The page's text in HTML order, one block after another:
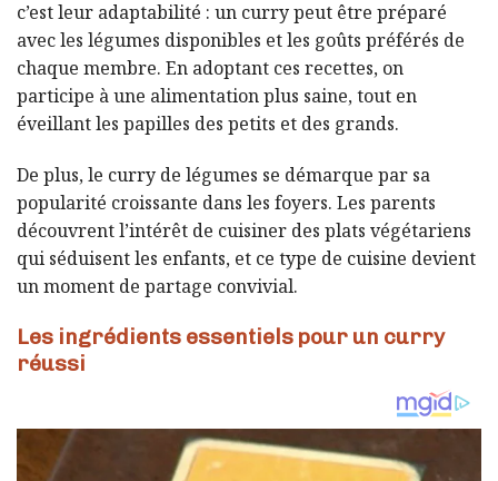
c’est leur adaptabilité : un curry peut être préparé
avec les légumes disponibles et les goûts préférés de
chaque membre. En adoptant ces recettes, on
participe à une alimentation plus saine, tout en
éveillant les papilles des petits et des grands.
De plus, le curry de légumes se démarque par sa
popularité croissante dans les foyers. Les parents
découvrent l’intérêt de cuisiner des plats végétariens
qui séduisent les enfants, et ce type de cuisine devient
un moment de partage convivial.
Les ingrédients essentiels pour un curry
réussi